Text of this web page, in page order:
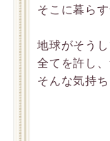
そこに暮ら
地球がそう
全てを許し
そんな気持